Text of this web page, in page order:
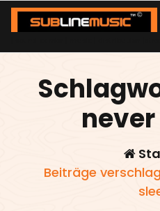
Zum
Inhalt
Beiträge